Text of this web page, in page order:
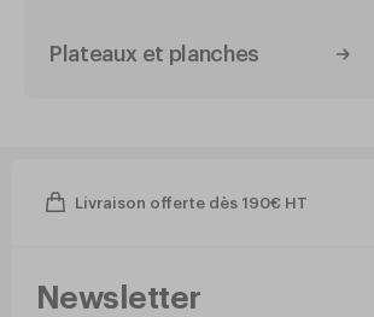
Plateaux et planches
Livraison offerte dès 190€ HT
Newsletter